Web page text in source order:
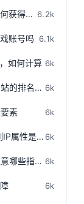
韩国IP搭建游戏加速服务哪家好，如何获得韩国IP 6.2k
账号吗 6.1k
如何计算 6k
如何选择合适的站群服务器，提高网站的排名和流量 6k
素 6k
明明购买的是香港服务器,为什么检测IP属性是归美国?「视频+文案」6k
站群服务器的配置和性能，你应该注意哪些指标和参数？ 6k
6k